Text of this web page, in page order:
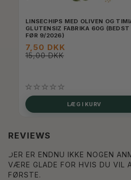
LINSECHIPS MED OLIVEN OG
GLUTENSIZ FABRIKA 60G (BEDST
FØR 9/2026)
7,50 DKK
15,00 DKK
LÆG I KURV
REVIEWS
DER ER ENDNU IKKE NOGEN
VÆRE GLADE FOR HVIS DU VIL
FØRSTE.